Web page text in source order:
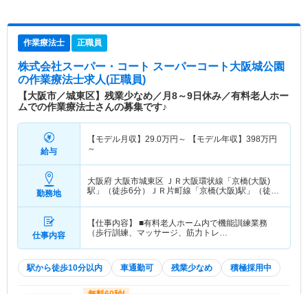
作業療法士 正職員
株式会社スーパー・コート スーパーコート大阪城公園
の作業療法士求人(正職員)
【大阪市／城東区】残業少なめ／月8～9日休み／有料老人ホー
ムでの作業療法士さんの募集です♪
給与
【モデル月収】 29.0万円～ 【モデル年収】 398万円
～
勤務地
大阪府 大阪市城東区 ＪＲ大阪環状線「京橋(大阪)
駅」（徒歩6分）ＪＲ片町線「京橋(大阪)駅」（徒歩
仕事内容
【仕事内容】 ■有料老人ホーム内で機能訓練業務
（歩行訓練、マッサージ、筋力トレ…
駅から徒歩10分以内 車通勤可 残業少なめ 積極採用中